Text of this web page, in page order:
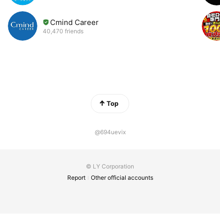
Cmind Career
40,470 friends
Top
@694uevix
© LY Corporation
Report
Other official accounts